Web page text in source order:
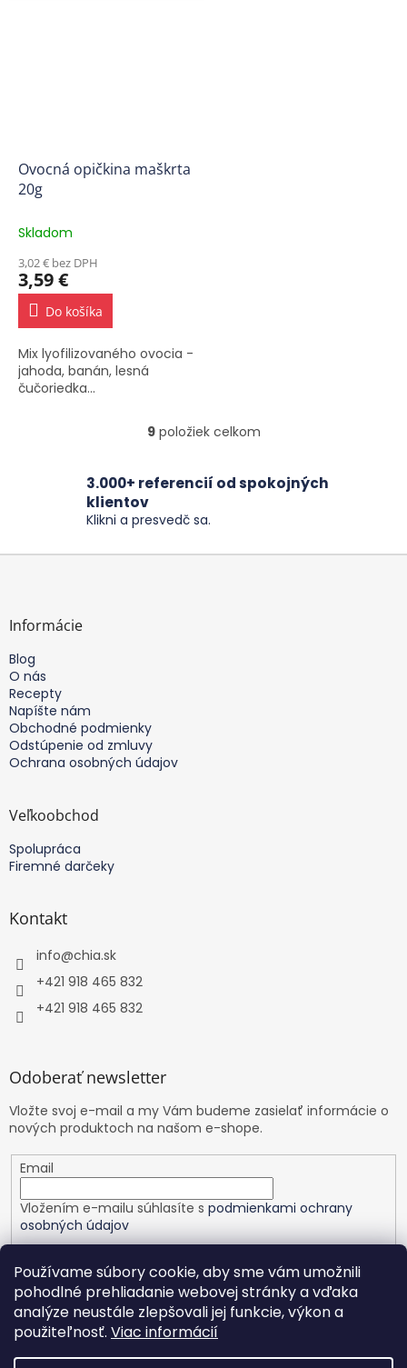
Používame súbory cookie, aby sme vám umožnili
pohodlné prehliadanie webovej stránky a vďaka
analýze neustále zlepšovali jej funkcie, výkon a
použiteľnosť. Viac informácií
Ovocná opičkina maškrta
20g
Skladom
3,02 € bez DPH
3,59 €
Do košíka
Mix lyofilizovaného ovocia -
jahoda, banán, lesná
čučoriedka...
O
l
á
a
i
9položiek celkom
3.000+ referencií od spokojných
klientov
Klikni a presvedč sa.
Z
Informácie
Blog
O nás
Recepty
Napíšte nám
Obchodné podmienky
Odstúpenie od zmluvy
Ochrana osobných údajov
Veľkoobchod
Spolupráca
Firemné darčeky
Kontakt
info@chia.sk
+421 918 465 832
+421 918 465 832
Odoberať newsletter
Vložte svoj e-mail a my Vám budeme zasielať informácie o
nových produktoch na našom e-shope.
Email
Vložením e-mailu súhlasíte s podmienkami ochrany
osobných údajov
PRIHLÁSIŤ SA